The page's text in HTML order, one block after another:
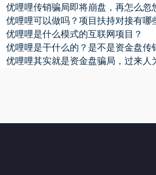
优哩哩传销骗局即将崩盘，再怎么忽
优哩哩可以做吗？项目扶持对接有哪
优哩哩是什么模式的互联网项目？
优哩哩是干什么的？是不是资金盘传
优哩哩其实就是资金盘骗局，过来人